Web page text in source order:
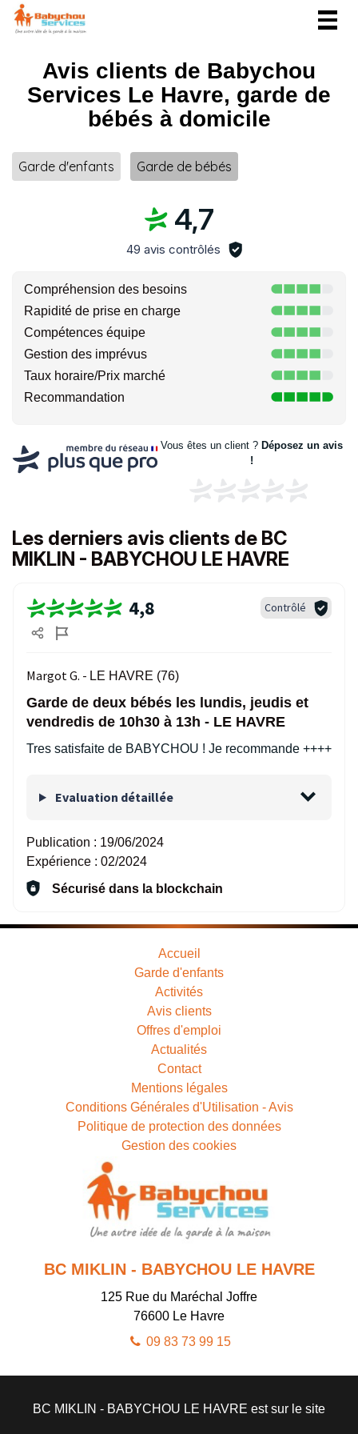
Avis clients de Babychou
Services Le Havre, garde de
bébés à domicile
Garde d'enfants Garde de bébés
4,7
49 avis contrôlés
Compréhension des besoins
Rapidité de prise en charge
Compétences équipe
Gestion des imprévus
Taux horaire/Prix marché
Recommandation
Vous êtes un client ? Déposez un avis
!
Les derniers avis clients de BC
MIKLIN - BABYCHOU LE HAVRE
4,8 Contrôlé
Margot G. - LE HAVRE (76)
Garde de deux bébés les lundis, jeudis et
vendredis de 10h30 à 13h - LE HAVRE
Tres satisfaite de BABYCHOU ! Je recommande ++++
Evaluation détaillée
Publication : 19/06/2024
Expérience : 02/2024
Sécurisé dans la blockchain
Accueil
Garde d'enfants
Activités
Avis clients
Offres d'emploi
Actualités
Contact
Mentions légales
Conditions Générales d'Utilisation - Avis
Politique de protection des données
Gestion des cookies
BC MIKLIN - BABYCHOU LE HAVRE
125 Rue du Maréchal Joffre
76600 Le Havre
09 83 73 99 15
BC MIKLIN - BABYCHOU LE HAVRE est sur le site